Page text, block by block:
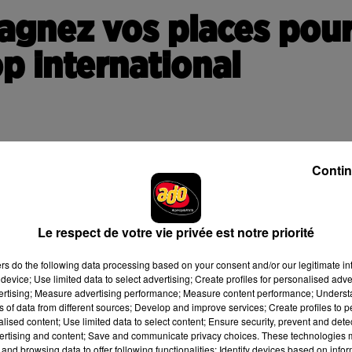
vos places
international
/ COLOMBIE.
en savoir plus sur la gestion de vos données personnelles et pour exercer vos
Le respect de votre vie privée est notre priorité
do the following data processing based on your consent and/or our legitimate
Use limited data to select advertising; Create profiles for personalised
Measure advertising performance; Measure content performance;
of data from different sources; Develop and improve services; Create profiles to
content; Use limited data to select content; Ensure security, prevent and
and content; Save and communicate privacy choices. These technologies
browsing data to offer following functionalities: Identify devices based on